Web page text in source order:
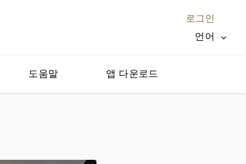
로그인
언어
도움말 앱 다운로드